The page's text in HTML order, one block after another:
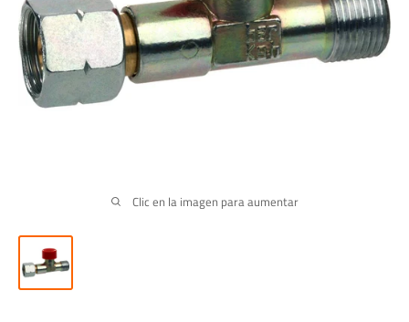
Clic en la imagen para aumentar